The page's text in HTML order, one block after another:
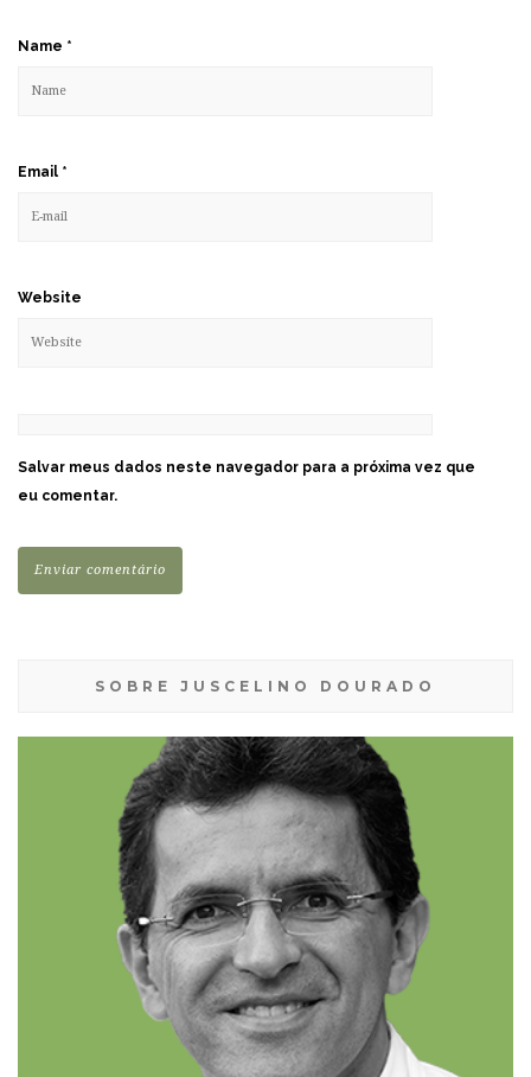
Name *
Email *
Website
Salvar meus dados neste navegador para a próxima vez que
eu comentar.
SOBRE JUSCELINO DOURADO